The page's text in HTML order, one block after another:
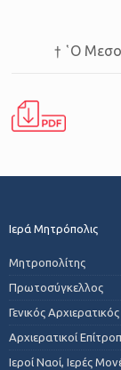
† ῾Ο
Ιερά Μητρόπολις
Μητροπολίτης
Πρωτοσύγκελλος
Γενικός
Αρχιερατικοί
Ιεροί Ναοί, Ιερές